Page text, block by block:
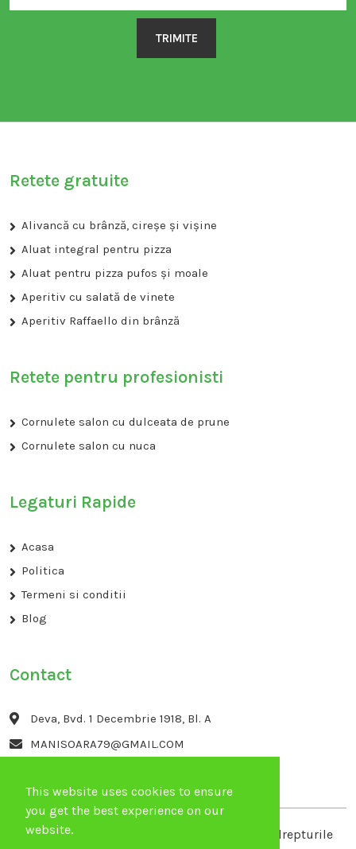
This website uses cookies to ensure
you get the best experience on our
website.
TRIMITE
Retete gratuite
Alivancă cu brânză, cireșe și vișine
Aluat integral pentru pizza
Aluat pentru pizza pufos și moale
Aperitiv cu salată de vinete
Aperitiv Raffaello din brânză
Retete pentru profesionisti
Cornulete salon cu dulceata de prune
Cornulete salon cu nuca
Legaturi Rapide
Acasa
Politica
Termeni si conditii
Blog
Contact
Deva, Bvd. 1 Decembrie 1918, Bl. A
MANISOARA79@GMAIL.COM
Copyright 2026 ANA CONFISERIE SRL Toate drepturile